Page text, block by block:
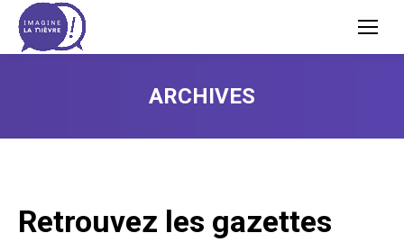
ARCHIVES
Retrouvez les gazettes